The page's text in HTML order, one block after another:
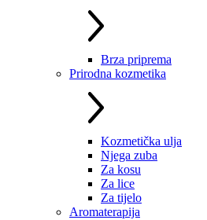
Brza priprema
Prirodna kozmetika
Kozmetička ulja
Njega zuba
Za kosu
Za lice
Za tijelo
Aromaterapija